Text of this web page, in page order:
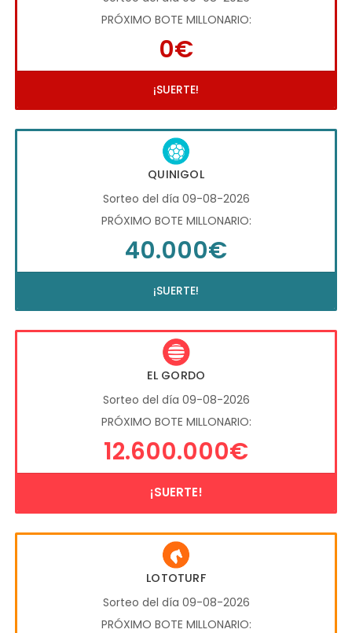
PRÓXIMO BOTE MILLONARIO:
0€
¡SUERTE!
QUINIGOL
Sorteo del día 09-08-2026
PRÓXIMO BOTE MILLONARIO:
40.000€
¡SUERTE!
EL GORDO
Sorteo del día 09-08-2026
PRÓXIMO BOTE MILLONARIO:
12.600.000€
¡SUERTE!
LOTOTURF
Sorteo del día 09-08-2026
PRÓXIMO BOTE MILLONARIO: